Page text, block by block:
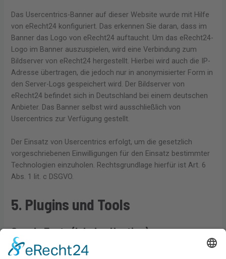
Das Usercentrics-Banner auf dieser Website wurde mit Hilfe
von eRecht24 konfiguriert. Das erkennen Sie daran, dass im
Banner das Logo von eRecht24 auftaucht. Um das eRecht24-
Logo im Banner auszuspielen, wird eine Verbindung zum
Bildserver von eRecht24 hergestellt. Hierbei wird auch die IP-
Adresse übertragen, die jedoch nur in anonymisierter Form in
den Server-Logs gespeichert wird. Der Bildserver von
eRecht24 befindet sich in Deutschland bei einem deutschen
Anbieter. Das Banner selbst wird ausschließlich von
Usercentrics zur Verfügung gestellt.
Der Einsatz von Usercentrics erfolgt, um die gesetzlich
vorgeschriebenen Einwilligungen für den Einsatz bestimmter
Technologien einzuholen. Rechtsgrundlage hierfür ist Art. 6
Abs. 1 lit. c DSGVO.
5. Plugins und Tools
Google Fonts (lokales Hosting)
Diese Seite nutzt zur einheitlichen Darstellung von